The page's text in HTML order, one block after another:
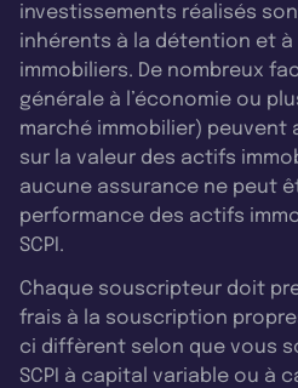
investissements réalisés
inhérents à la détention et à
immobiliers. De nombreux
générale à l’économie ou
marché immobilier) peuvent
sur la valeur des actifs
aucune assurance ne peut
performance des actifs
SCPI.
Chaque souscripteur doit
frais à la souscription
ci diffèrent selon que vous
SCPI à capital variable ou à